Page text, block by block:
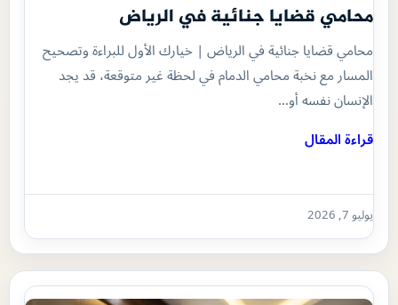
محامي قضايا جنائية في الرياض
محامي قضايا جنائية في الرياض | خيارك الأول للبراءة وتصحيح
المسار مع نخبة محامي الدمام في لحظة غير متوقعة، قد يجد
الإنسان نفسه أو…
قراءة المقال
يوليو 7, 2026